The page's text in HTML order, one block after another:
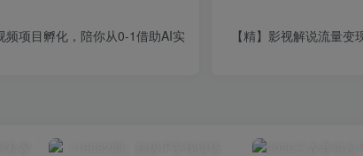
频项目孵化，陪你从0-1借助AI实
【精】影视解说流量